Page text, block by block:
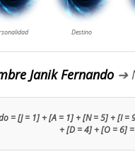
Janik Fernando ➔
= [J = 1] + [A = 1] + [N = 5] + [I
+ [D = 4] + [O = 6]